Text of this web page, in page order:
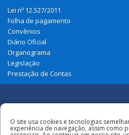
Lei nº 12.527/2011
Folha de pagamento
Convênios
Diário Oficial
Organograma
Legislação
Prestação de Contas
Sociais
Todos os
O site usa cookies e tecnologias
experiência de navegação, assim como